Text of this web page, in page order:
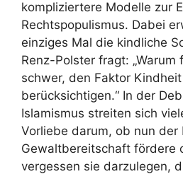
kompliziertere Modelle zur
Rechtspopulismus. Dabei
einziges Mal die kindliche
Renz-Polster fragt: „Warum
schwer, den Faktor
berücksichtigen.“ In der
Islamismus streiten sich
Vorliebe darum, ob nun der
Gewaltbereitschaft fördere
vergessen sie darzulegen,